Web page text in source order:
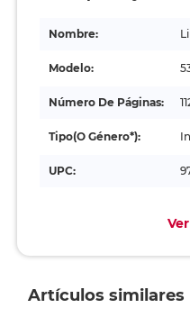
Nombre:
Modelo:
Número De Páginas:
Tipo(o Género*):
UPC:
Artículos similares